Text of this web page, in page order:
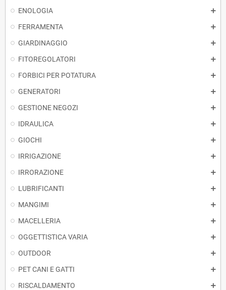
ENOLOGIA
FERRAMENTA
GIARDINAGGIO
FITOREGOLATORI
FORBICI PER POTATURA
GENERATORI
GESTIONE NEGOZI
IDRAULICA
GIOCHI
IRRIGAZIONE
IRRORAZIONE
LUBRIFICANTI
MANGIMI
MACELLERIA
OGGETTISTICA VARIA
OUTDOOR
PET CANI E GATTI
RISCALDAMENTO